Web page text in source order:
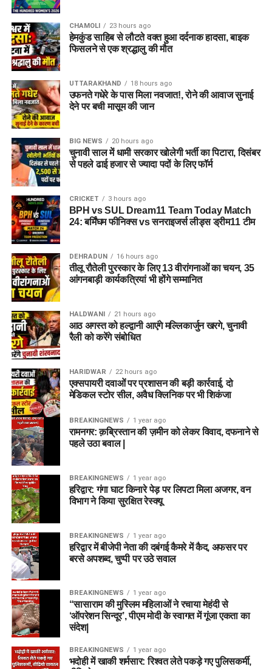
CHAMOLI 23 hours ago
हेमकुंड साहिब से लौटते वक्त हुआ दर्दनाक हादसा, बाइक
फिसलने से एक श्रद्धालु की मौत
UTTARAKHAND 18 hours ago
उफनते गधेरे के पास मिला नवजात!, रोने की आवाज सुनाई
देने पर बची मासूम की जान
BIG NEWS 20 hours ago
चुनावी साल में धामी सरकार खोलेगी भर्ती का पिटारा, दिसंबर
से पहले ढाई हजार से ज्यादा पदों के लिए फॉर्म
CRICKET 3 hours ago
BPH vs SUL Dream11 Team Today Match
24: बर्मिंघम फीनिक्स vs सनराइजर्स लीड्स ड्रीम11 टीम
DEHRADUN 16 hours ago
तीलू रौतेली पुरस्कार के लिए 13 वीरांगनाओं का चयन, 35
आंगनबाड़ी कार्यकत्रियां भी होंगे सम्मानित
HALDWANI 21 hours ago
आठ अगस्त को हल्द्वानी आएंगे मल्लिकार्जुन खरगे, चुनावी
रैली को करेंगे संबोधित
HARIDWAR 22 hours ago
एक्सपायरी दवाओं पर प्रशासन की बड़ी कार्रवाई, दो
मेडिकल स्टोर सील, अवैध क्लिनिक पर भी शिकंजा
BREAKINGNEWS 1 year ago
रामनगर: क़ब्रिस्तान की ज़मीन को लेकर विवाद, दफनाने से
पहले उठा बवाल |
BREAKINGNEWS 1 year ago
हरिद्वार: गंगा घाट किनारे पेड़ पर लिपटा मिला अजगर, वन
विभाग ने किया सुरक्षित रेस्क्यू
BREAKINGNEWS 1 year ago
हरिद्वार में बीजेपी नेता की दबंगई कैमरे में कैद, अफसर पर
बरसे अपशब्द, चुप्पी पर उठे सवाल
BREAKINGNEWS 1 year ago
“सासाराम की मुस्लिम महिलाओं ने रचाया मेहंदी से
‘ऑपरेशन सिन्दूर’, पीएम मोदी के स्वागत में गूंजा एकता का
संदेश|
BREAKINGNEWS 1 year ago
भदोही में खाकी शर्मसार: रिश्वत लेते पकड़े गए पुलिसकर्मी,